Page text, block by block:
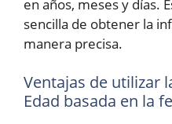
en años, meses y días.
sencilla de obtener la
manera precisa.
Ventajas de utilizar
Edad basada en la